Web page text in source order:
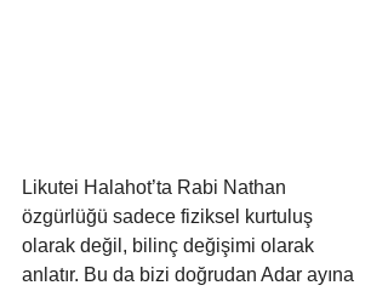
Likutei Halahot’ta Rabi Nathan
özgürlüğü sadece fiziksel kurtuluş
olarak değil, bilinç değişimi olarak
anlatır. Bu da bizi doğrudan Adar ayına